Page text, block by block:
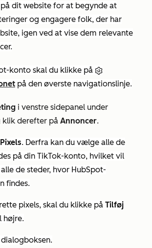
dit website for at begynde at
og engagere folk, der har
igen ved at vise dem relevante
konto skal du klikke på
på den øverste navigationslinje.
i venstre sidepanel under
klik derefter på Annoncer.
Pixels. Derfra kan du vælge alle de
på din TikTok-konto, hvilket vil
de steder, hvor HubSpot-
findes.
pixels, skal du klikke på Tilføj
højre.